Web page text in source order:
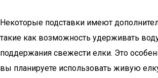
Некоторые подставки имеют
такие как возможность удерживать
поддержания свежести елки. Это
вы планируете использовать живую